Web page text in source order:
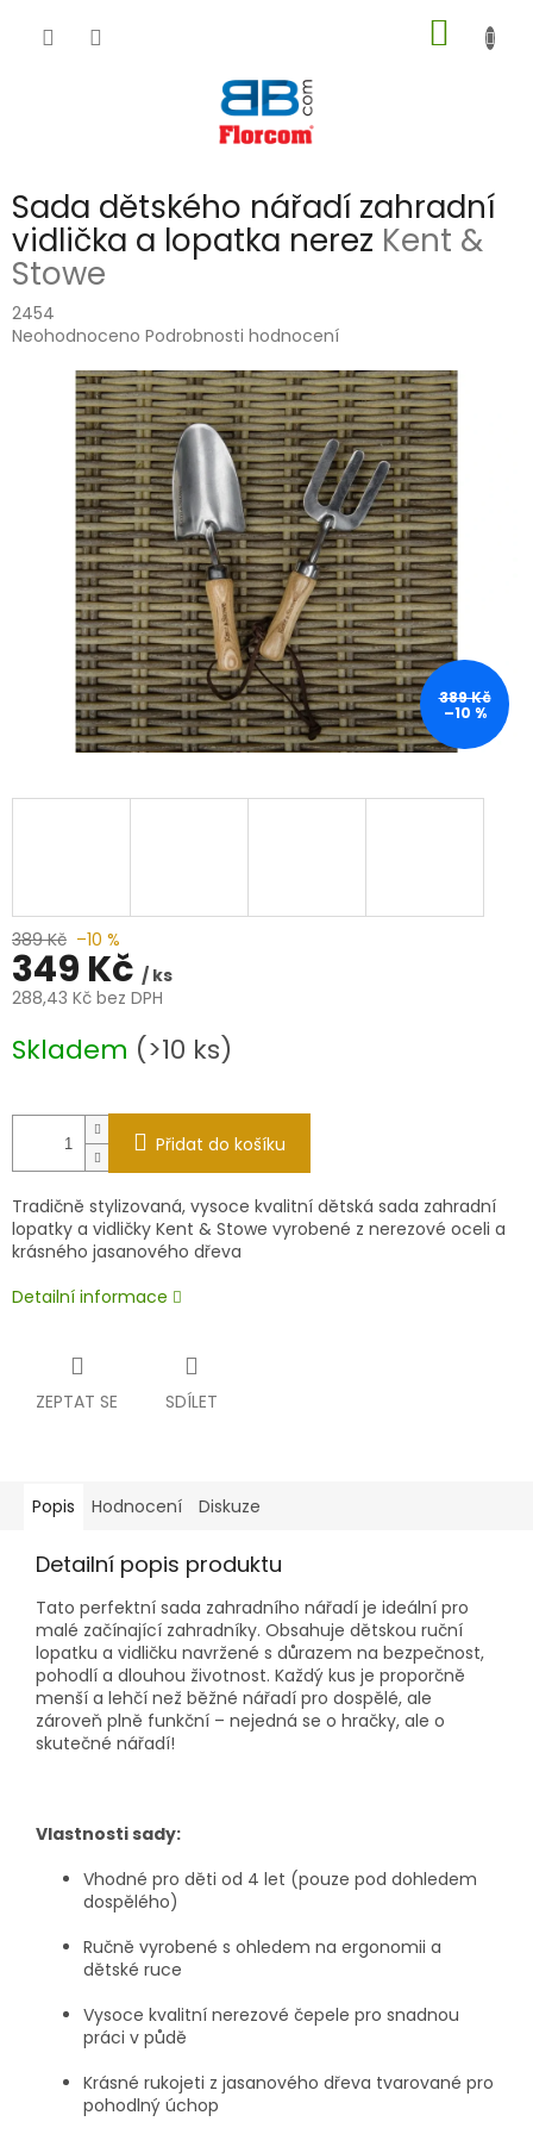
KOŠÍK
Sada dětského nářadí zahradní
vidlička a lopatka nerez Kent &
Stowe
2454
Průměrné
produktu
hvězdiček.
Neohodnoceno Podrobnosti hodnocení
389 Kč
–10 %
389 Kč –10 %
349 Kč / ks
288,43 Kč bez DPH
cena:
Skladem (>10 ks)
Přidat do košíku
Tradičně stylizovaná, vysoce kvalitní dětská sada zahradní
lopatky a vidličky Kent & Stowe vyrobené z nerezové oceli a
krásného jasanového dřeva
Detailní informace
ZEPTAT SE SDÍLET
Popis Hodnocení Diskuze
Detailní popis produktu
Tato perfektní sada zahradního nářadí je ideální pro
malé začínající zahradníky. Obsahuje dětskou ruční
lopatku a vidličku navržené s důrazem na bezpečnost,
pohodlí a dlouhou životnost. Každý kus je proporčně
menší a lehčí než běžné nářadí pro dospělé, ale
zároveň plně funkční – nejedná se o hračky, ale o
skutečné nářadí!
Vlastnosti sady:
Vhodné pro děti od 4 let (pouze pod dohledem
dospělého)
Ručně vyrobené s ohledem na ergonomii a
dětské ruce
Vysoce kvalitní nerezové čepele pro snadnou
práci v půdě
Krásné rukojeti z jasanového dřeva tvarované pro
pohodlný úchop